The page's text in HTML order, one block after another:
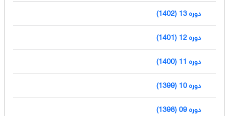
دوره 13 (1402)
دوره 12 (1401)
دوره 11 (1400)
دوره 10 (1399)
دوره 09 (1398)